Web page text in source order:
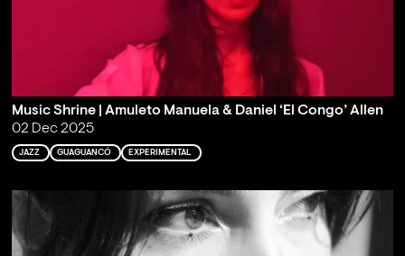
Music Shrine | Amuleto Manuela & Daniel ‘El Congo’ Allen
02 Dec 2025
JAZZ GUAGUANCÓ EXPERIMENTAL